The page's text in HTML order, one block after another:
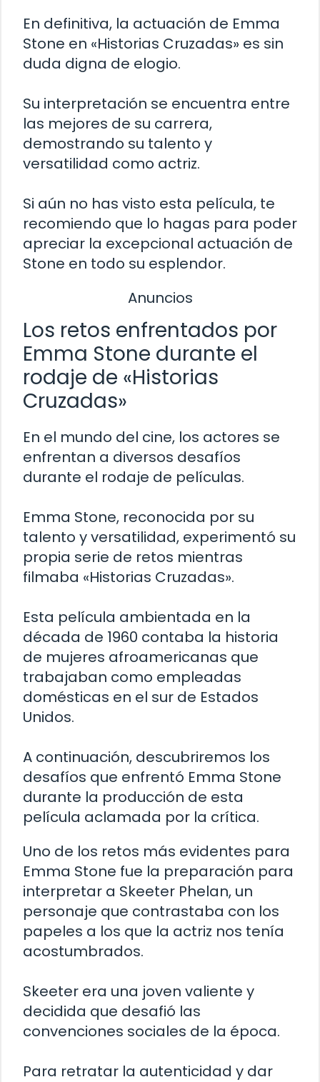
En definitiva, la actuación de Emma
Stone en «Historias Cruzadas» es sin
duda digna de elogio.
Su interpretación se encuentra entre
las mejores de su carrera,
demostrando su talento y
versatilidad como actriz.
Si aún no has visto esta película, te
recomiendo que lo hagas para poder
apreciar la excepcional actuación de
Stone en todo su esplendor.
Anuncios
Los retos enfrentados por
Emma Stone durante el
rodaje de «Historias
Cruzadas»
En el mundo del cine, los actores se
enfrentan a diversos desafíos
durante el rodaje de películas.
Emma Stone, reconocida por su
talento y versatilidad, experimentó su
propia serie de retos mientras
filmaba «Historias Cruzadas».
Esta película ambientada en la
década de 1960 contaba la historia
de mujeres afroamericanas que
trabajaban como empleadas
domésticas en el sur de Estados
Unidos.
A continuación, descubriremos los
desafíos que enfrentó Emma Stone
durante la producción de esta
película aclamada por la crítica.
Uno de los retos más evidentes para
Emma Stone fue la preparación para
interpretar a Skeeter Phelan, un
personaje que contrastaba con los
papeles a los que la actriz nos tenía
acostumbrados.
Skeeter era una joven valiente y
decidida que desafió las
convenciones sociales de la época.
Para retratar la autenticidad y dar